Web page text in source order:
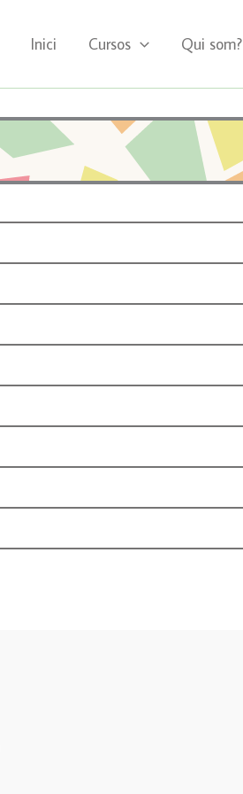
Inici Cursos Qui som?